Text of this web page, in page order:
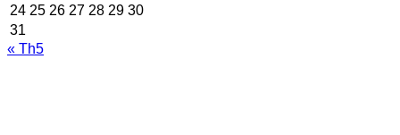
24 25 26 27 28 29 30
31
« Th5